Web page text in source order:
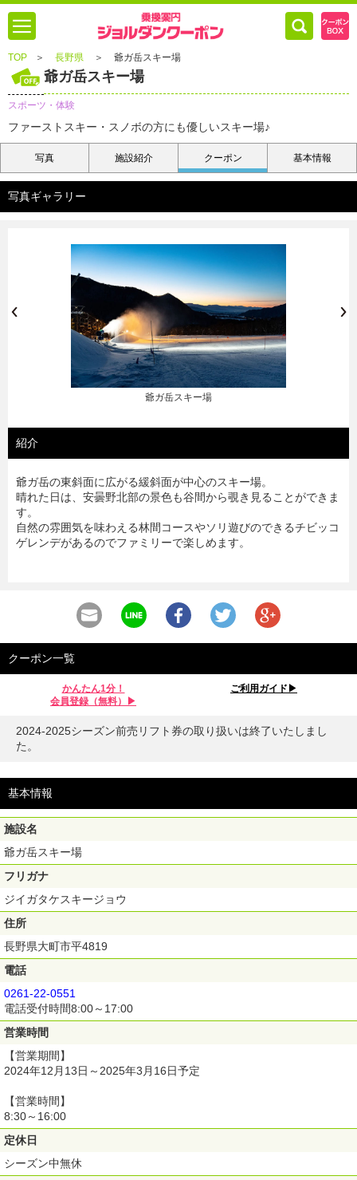
TOP ＞ 長野県 ＞ 爺ガ岳スキー場
爺ガ岳スキー場
スポーツ・体験
ファーストスキー・スノボの方にも優しいスキー場♪
写真 施設紹介 クーポン 基本情報
写真ギャラリー
爺ガ岳スキー場
紹介
爺ガ岳の東斜面に広がる緩斜面が中心のスキー場。
晴れた日は、安曇野北部の景色も谷間から覗き見ることができま
す。
自然の雰囲気を味わえる林間コースやソリ遊びのできるチビッコ
ゲレンデがあるのでファミリーで楽しめます。
クーポン一覧
かんたん1分！
会員登録（無料）▶︎
ご利用ガイド▶︎
2024-2025シーズン前売リフト券の取り扱いは終了いたしまし
た。
基本情報
施設名
爺ガ岳スキー場
フリガナ
ジイガタケスキージョウ
住所
長野県大町市平4819
電話
0261-22-0551
電話受付時間8:00～17:00
営業時間
【営業期間】
2024年12月13日～2025年3月16日予定
【営業時間】
8:30～16:00
定休日
シーズン中無休